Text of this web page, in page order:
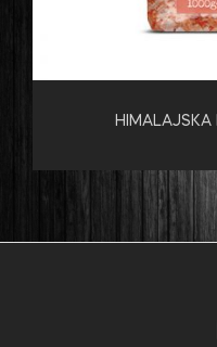
HIMALAJSKA